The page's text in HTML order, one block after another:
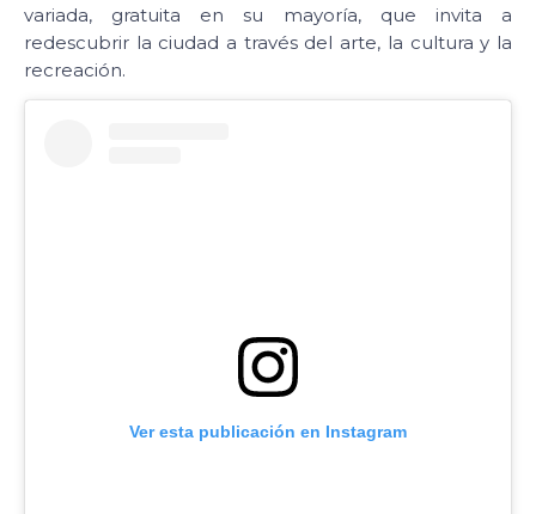
variada, gratuita en su mayoría, que invita a
redescubrir la ciudad a través del arte, la cultura y la
recreación.
Ver esta publicación en Instagram